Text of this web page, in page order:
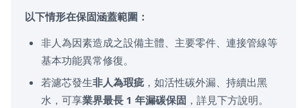
以下情形在保固涵蓋範圍：
非人為因素造成之設備主體、主要零件、連接管線等
基本功能異常修復。
若濾芯發生非人為瑕疵 ，如活性碳外漏、持續出黑
水，可享業界最長 1 年漏碳保固 ，詳見下方說明。